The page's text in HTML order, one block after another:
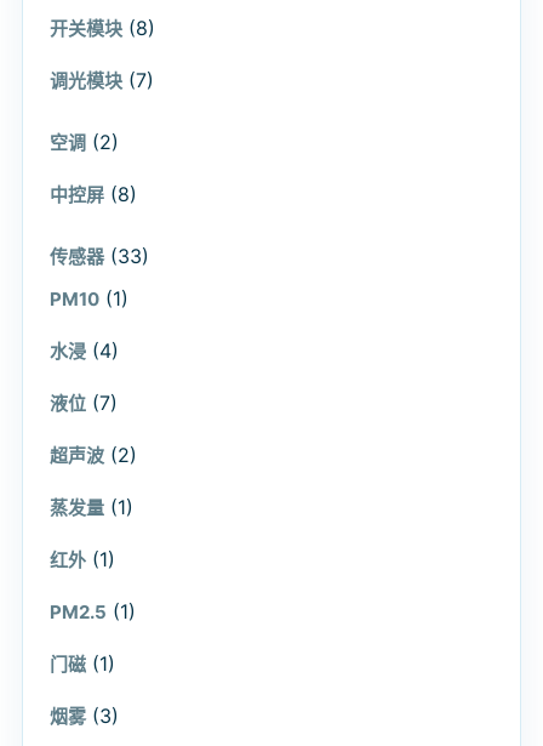
开关模块 (8)
调光模块 (7)
空调 (2)
中控屏 (8)
传感器 (33)
PM10 (1)
水浸 (4)
液位 (7)
超声波 (2)
蒸发量 (1)
红外 (1)
PM2.5 (1)
门磁 (1)
烟雾 (3)